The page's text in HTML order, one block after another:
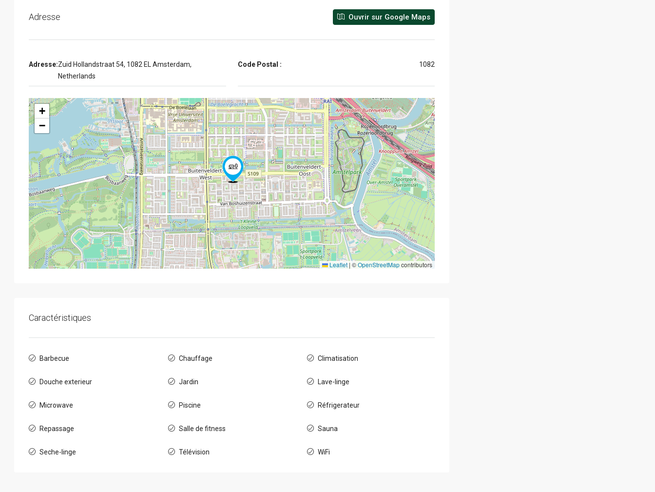
Adresse Ouvrir sur Google Maps
Adresse:Zuid Hollandstraat 54, 1082 EL Amsterdam,
Netherlands
Code Postal : 1082
+
−
Leaflet | ©OpenStreetMapcontributors
Caractéristiques
Barbecue Chauffage Climatisation
Douche exterieur Jardin Lave-linge
Microwave Piscine Réfrigerateur
Repassage Salle de fitness Sauna
Seche-linge Télévision WiFi